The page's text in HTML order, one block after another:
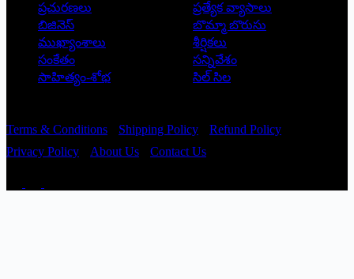
ప్రచురణలు
ప్రత్యేక వ్యాసాలు
బిజినెస్
బొమ్మా బొరుసు
ముఖ్యాంశాలు
శీర్షికలు
సంకేతం
సన్నివేశం
సాహిత్యం-శోభ
సిల్ సిల
Terms & Conditions Shipping Policy
Refund Policy
Privacy Policy
About Us Contact Us